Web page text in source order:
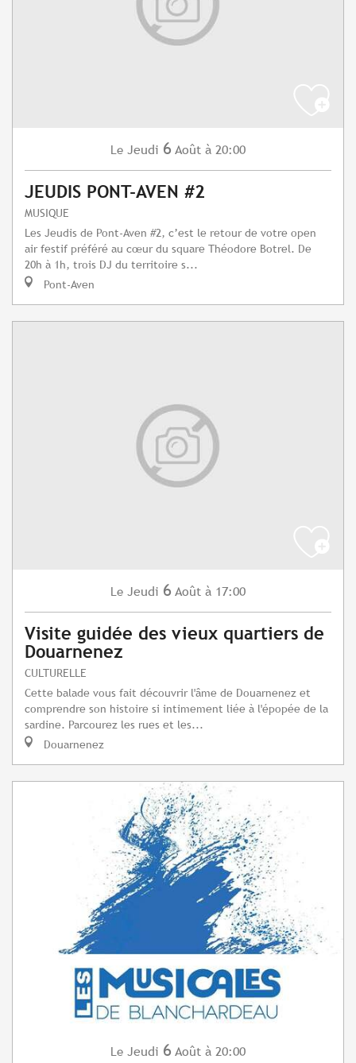
Le Jeudi 6 Août à 20:00
JEUDIS PONT-AVEN #2
MUSIQUE
Les Jeudis de Pont-Aven #2, c’est le retour de votre open
air festif préféré au cœur du square Théodore Botrel. De
20h à 1h, trois DJ du territoire s...
Pont-Aven
Le Jeudi 6 Août à 17:00
Visite guidée des vieux quartiers de
Douarnenez
CULTURELLE
Cette balade vous fait découvrir l'âme de Douarnenez et
comprendre son histoire si intimement liée à l'épopée de la
sardine. Parcourez les rues et les...
Douarnenez
Le Jeudi 6 Août à 20:00